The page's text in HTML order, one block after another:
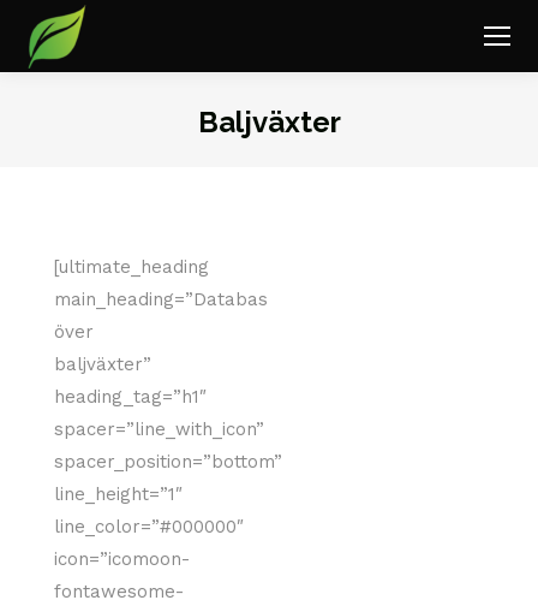
Baljväxter
[ultimate_heading
main_heading=”Databas
över
baljväxter”
heading_tag=”h1″
spacer=”line_with_icon”
spacer_position=”bottom”
line_height=”1″
line_color=”#000000″
icon=”icomoon-
fontawesome-